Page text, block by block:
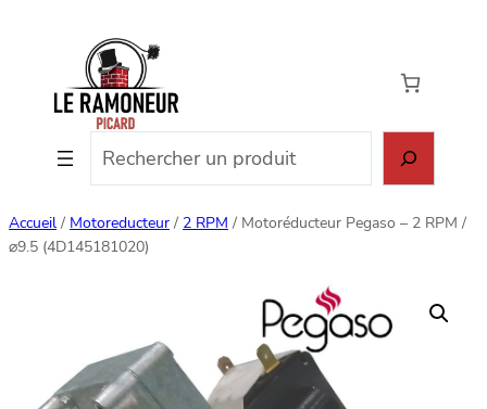
contenu
Accueil / Motoreducteur / 2 RPM / Motoréducteur Pegaso – 2 RPM /
⌀9.5 (4D145181020)